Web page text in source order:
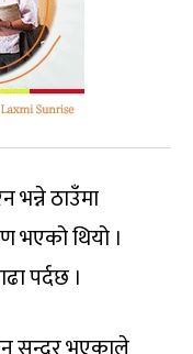
भन्ने ठाउँमा
भएको थियो ।
पर्दछ ।